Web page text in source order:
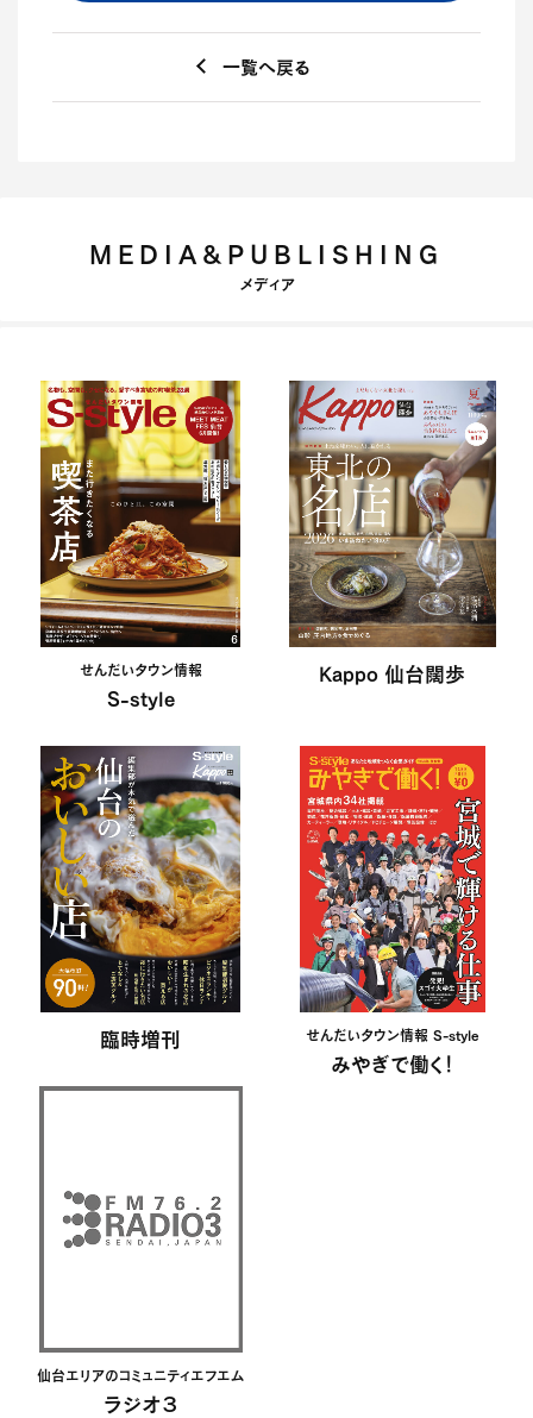
一覧へ戻る
MEDIA&PUBLISHING
メディア
せんだいタウン情報
S-style
Kappo 仙台闊歩
臨時増刊 せんだいタウン情報 S-style
みやぎで働く！
仙台エリアのコミュニティエフエム
ラジオ３